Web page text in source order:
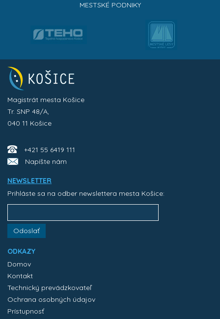
MESTSKÉ PODNIKY
Magistrát mesta Košice
Tr. SNP 48/A,
040 11 Košice
+421 55 6419 111
Napíšte nám
NEWSLETTER
Prihláste sa na odber newslettera mesta Košice:
Odoslať
ODKAZY
Domov
Kontakt
Technický prevádzkovateľ
Ochrana osobných údajov
Prístupnosť